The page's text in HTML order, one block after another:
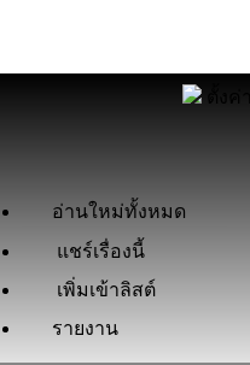
อ่านใหม่ทั้งหมด
แชร์เรื่องนี้
เพิ่มเข้าลิสต์
รายงาน